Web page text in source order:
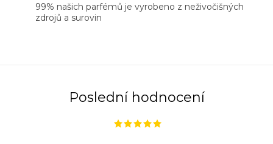
99% našich parfémů je vyrobeno z neživočišných
zdrojů a surovin
Poslední hodnocení